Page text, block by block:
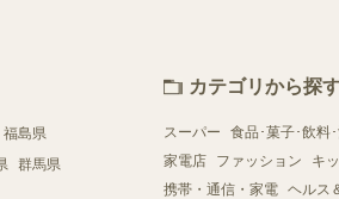
福島県
群馬県
カテゴリから探
スーパー 食品･菓子･飲料
家電店
ファッション キ
携帯・通信・家電 ヘルス